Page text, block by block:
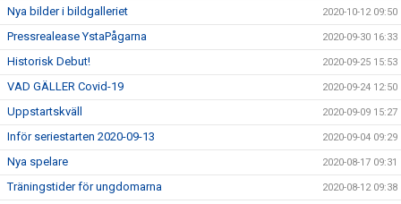
Nya bilder i bildgalleriet 2020-10-12 09:50
Pressrealease YstaPågarna 2020-09-30 16:33
Historisk Debut! 2020-09-25 15:53
VAD GÄLLER Covid-19 2020-09-24 12:50
Uppstartskväll 2020-09-09 15:27
Inför seriestarten 2020-09-13 2020-09-04 09:29
Nya spelare 2020-08-17 09:31
Träningstider för ungdomarna 2020-08-12 09:38